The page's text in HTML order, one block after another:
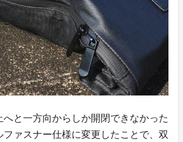
と一方向からしか開閉できなかった
ァスナー仕様に変更したことで、双